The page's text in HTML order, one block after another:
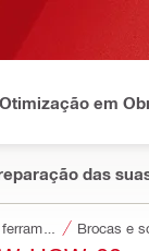
Otimização em
das
Brocas e